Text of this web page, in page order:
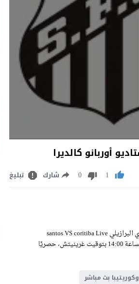
1
0 شارك تبليغ
مشاهدة مباراة سانتوس وكوريتيبا بث مباشر اليوم الأحد 17-5-2026 ضمن الجولة 16 من منافسات الدوري البرازيلي santos VS coritiba Live
Stream على ملعب استاديو أوربانو كالديرا، وسيكون اللقاء منقولًا عبر القنوات الرياضية المختصة على الساعة 14:00 بتوقيت غرينيتش، حصريًا
بث مباشر